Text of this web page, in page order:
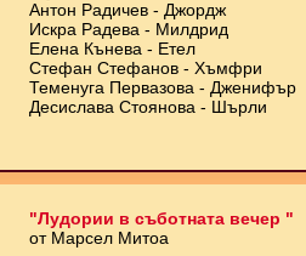
Антон Радичев - Джордж
Искра Радева - Милдрид
Елена Кънева - Етел
Стефан Стефанов - Хъмфри
Теменуга Первазова - Дженифър
Десислава Стоянова - Шърли
"Лудории в съботната вечер "
от Марсел Митоа